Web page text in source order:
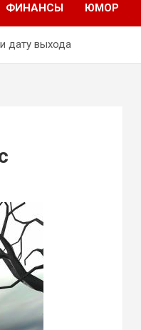
ФИНАНСЫ ЮМОР
дату выхода